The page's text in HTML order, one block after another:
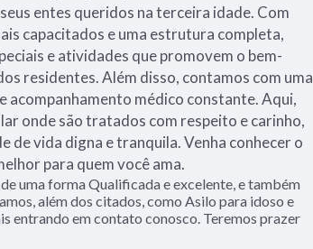
entes queridos na terceira idade. Com
capacitados e uma estrutura completa,
e atividades que promovem o bem-
residentes. Além disso, contamos com uma
acompanhamento médico constante. Aqui,
onde são tratados com respeito e carinho,
de vida digna e tranquila. Venha conhecer o
para quem você ama.
uma forma Qualificada e excelente, e também
além dos citados, como Asilo para idoso e
entrando em contato conosco. Teremos prazer